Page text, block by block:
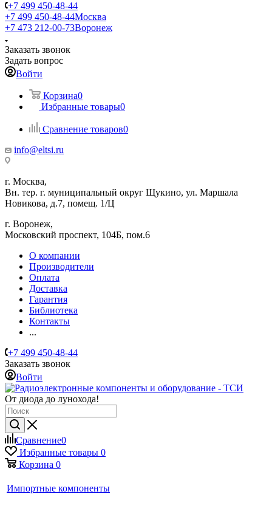
+7 499 450-48-44
+7 499 450-48-44Москва
+7 473 212-00-73Воронеж
Заказать звонок
Задать вопрос
Войти
Корзина0
Избранные товары0
Сравнение товаров0
info@eltsi.ru
г. Москва,
Вн. тер. г. муниципальный округ Щукино, ул. Маршала
Новикова, д.7, помещ. 1/Ц
г. Воронеж,
​Московский проспект, 104Б, пом.6
О компании
Производители
Оплата
Доставка
Гарантия
Библиотека
Контакты
...
+7 499 450-48-44
Заказать звонок
Войти
От диода до лунохода!
Сравнение0
Избранные товары 0
Корзина 0
Импортные компоненты